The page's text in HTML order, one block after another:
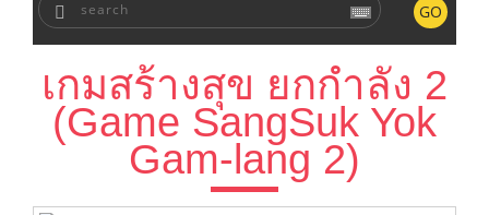
GO
เกมสร้างสุข ยกกำลัง 2
(Game SangSuk Yok
Gam-lang 2)